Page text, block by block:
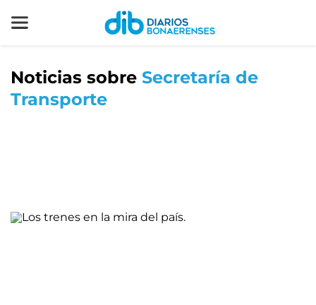
Noticias sobre Secretaría de
Transporte